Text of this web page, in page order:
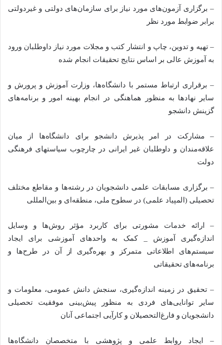
– برگزاری آزمون‌های مورد نیاز برای سازمان‌های دولتی و غیردولتی
برابر ضوابط مورد نظر
– تهیه و تدوین، چاپ و انتشار کتب و مجلات مورد نیاز داوطلبان ورود
به آموزش عالی بر اساس نتایج تحقیقات انجام شده
– برقراری ارتباط مستمر با دانشگاه‌ها، وزارت آموزش و پرورش و
سایر نهادها به منظور هماهنگی در انجام بهینه امور و برنامه‌های
گزینش دانشجو
– مشارکت در امر پذیرش دانشجو برای دانشگاه‌ها از میان
علاقه‌مندان و داوطلبان غیر ایرانی در چارچوب سیاستهای فرهنگی
دولت
– برگزاری مسابقات علمی دانشجویان در رشته‌ها و مقاطع مختلف
تحصیلی (المپیاد علمی) در سطوح ملی، منطقه‌ای و بین‌المللی
– ارائه خدمات مشورتی برای کاربرد مؤثر روش‌ها و وسایل
اندازه‌گیری آموزش _ کمک به واحدهای آموزشی برای ایجاد
سیستم‌های اطلاعاتی متمرکز و بهره‌گیری از آن در طرح‌ها و
برنامه‌های تحقیقاتی
– تحقیق در زمینه اندازه‌گیری، سنجش دانش عمومی، معلومات و
سایر توانایی‌های فردی به منظور پیش‌بینی موفقیت تحصیلی
دانشجویان و فارغ‌التحصیلان و کارآیی اجتماعی آنان
– ایجاد روابط علمی و پژوهشی با متخصصان دانشگاه‌ها